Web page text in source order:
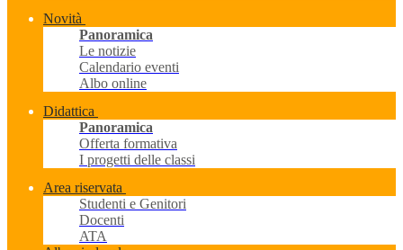
Novità
Panoramica
Le notizie
Calendario eventi
Albo online
Didattica
Panoramica
Offerta formativa
I progetti delle classi
Area riservata
Studenti e Genitori
Docenti
ATA